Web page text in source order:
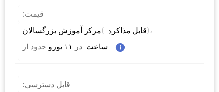
قیمت:
مرکز آموزش بزرگسالان ( قابل مذاکره )،
از حدود در ساعت
قابل دسترسی: